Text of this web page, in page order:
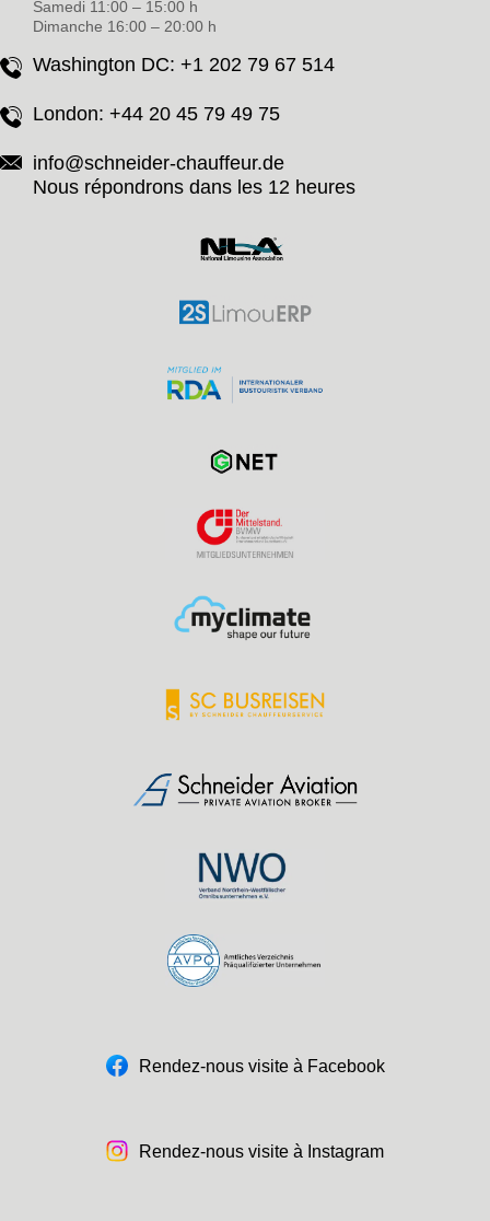
Samedi 11:00 – 15:00 h
Dimanche 16:00 – 20:00 h
Washington DC: +1 202 79 67 514
London: +44 20 45 79 49 75
info@schneider-chauffeur.de
Nous répondrons dans les 12 heures
Rendez-nous visite à Facebook
Rendez-nous visite à Instagram